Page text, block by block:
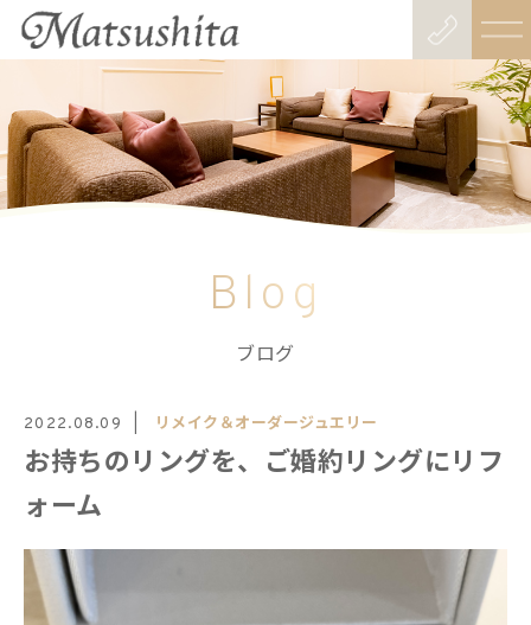
Blog
ブログ
2022.08.09 リメイク＆オーダージュエリー
お持ちのリングを、ご婚約リングにリフ
ォーム